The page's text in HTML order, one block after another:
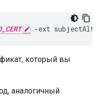
-ext
который вы
аналогичный